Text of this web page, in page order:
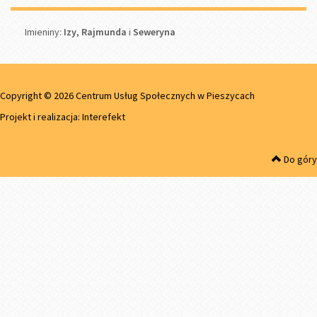
Imieniny
Imieniny: Izy, Rajmunda i Seweryna
Copyright © 2026 Centrum Usług Społecznych w Pieszycach
Projekt i realizacja: Interefekt
Do góry